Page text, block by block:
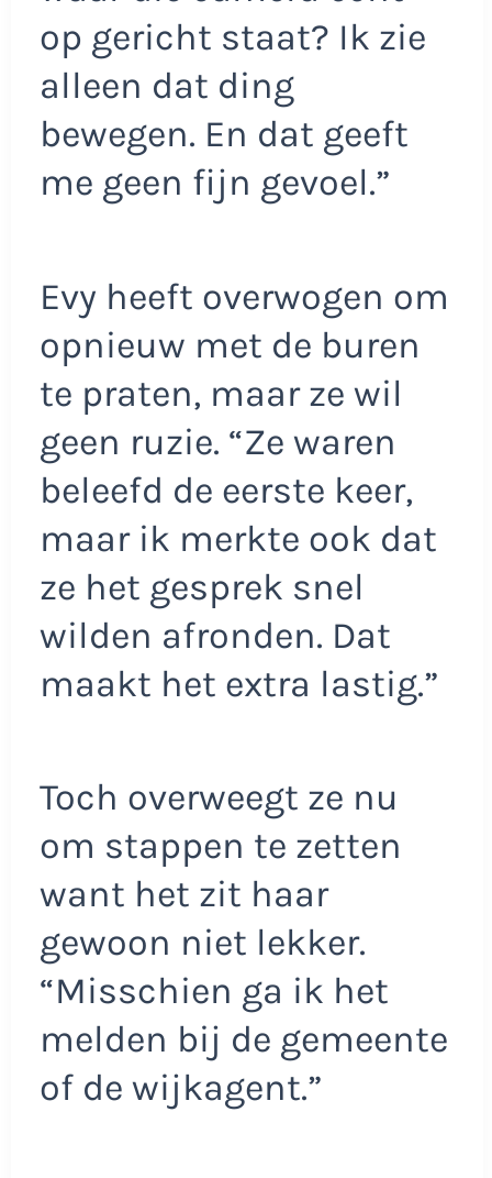
op gericht staat? Ik zie
alleen dat ding
bewegen. En dat geeft
me geen fijn gevoel.”
Evy heeft overwogen om
opnieuw met de buren
te praten, maar ze wil
geen ruzie. “Ze waren
beleefd de eerste keer,
maar ik merkte ook dat
ze het gesprek snel
wilden afronden. Dat
maakt het extra lastig.”
Toch overweegt ze nu
om stappen te zetten
want het zit haar
gewoon niet lekker.
“Misschien ga ik het
melden bij de gemeente
of de wijkagent.”